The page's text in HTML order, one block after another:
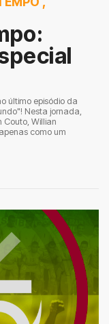
último episódio da
Nesta jornada,
Couto, Willian
como um